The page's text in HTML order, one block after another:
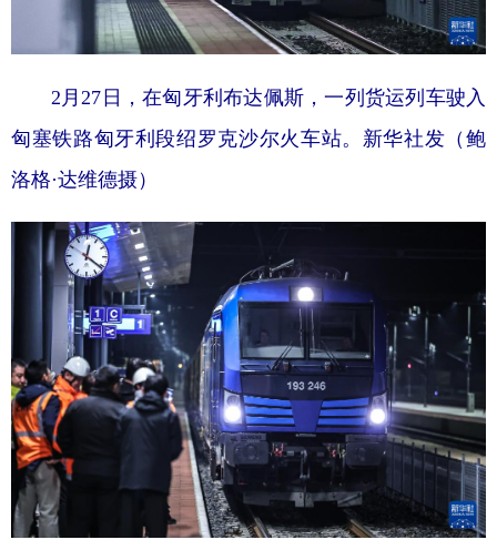
2月27日，在匈牙利布达佩斯，一列货运列车驶入
匈塞铁路匈牙利段绍罗克沙尔火车站。新华社发（鲍
洛格·达维德摄）